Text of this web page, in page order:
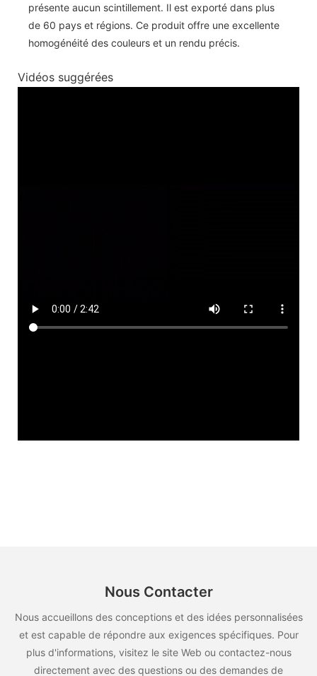
présente aucun scintillement. Il est exporté dans plus
de 60 pays et régions. Ce produit offre une excellente
homogénéité des couleurs et un rendu précis.
Vidéos suggérées
Nous Contacter
Nous accueillons des conceptions et des idées personnalisées
et est capable de répondre aux exigences spécifiques. Pour
plus d'informations, visitez le site Web ou contactez-nous
directement avec des questions ou des demandes de